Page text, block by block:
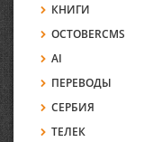
КНИГИ
OCTOBERCMS
AI
ПЕРЕВОДЫ
СЕРБИЯ
ТЕЛЕК